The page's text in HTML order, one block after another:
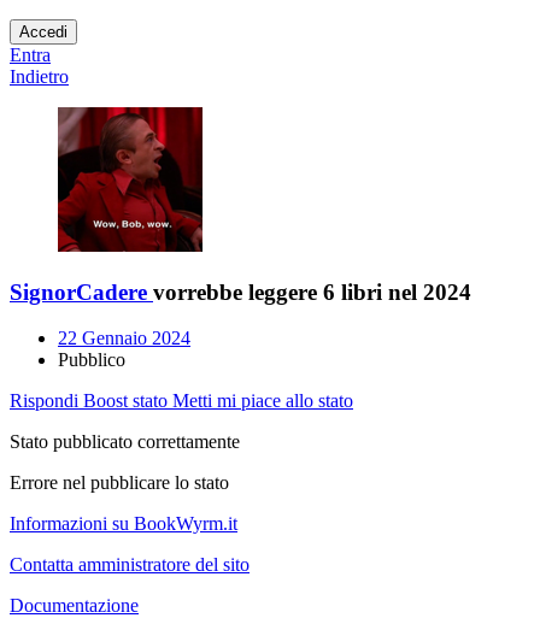
Accedi
Entra
Indietro
SignorCadere vorrebbe leggere 6 libri nel 2024
22 Gennaio 2024
Pubblico
Rispondi Boost stato Metti mi piace allo stato
Stato pubblicato correttamente
Errore nel pubblicare lo stato
Informazioni su BookWyrm.it
Contatta amministratore del sito
Documentazione